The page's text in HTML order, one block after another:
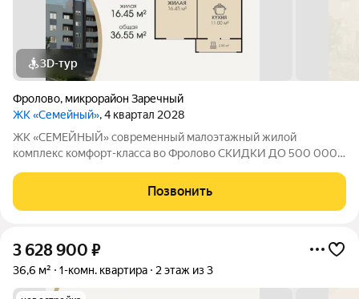
3D-тур
Фролово, микрорайон Заречный
ЖК «Семейный», 4 квартал 2028
ЖК «СЕМЕЙНЫЙ» современный малоэтажный жилой
комплекс комфорт-класса во Фролово СКИДКИ ДО 500 000
продуманной современной планировкой: жилая площадь 16.45
Позвонить
3 628 900 ₽
36,6 м² 1-комн. квартира 2 этаж из 3